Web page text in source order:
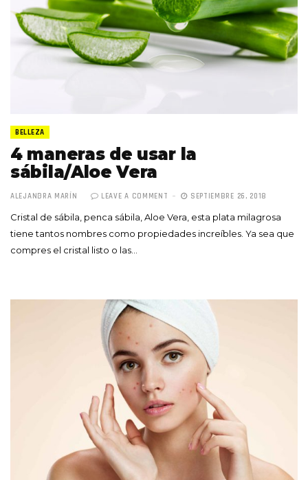
BELLEZA
4 maneras de usar la
sábila/Aloe Vera
ALEJANDRA MARÍN LEAVE A COMMENT SEPTIEMBRE 26, 2018
Cristal de sábila, penca sábila, Aloe Vera, esta plata milagrosa
tiene tantos nombres como propiedades increíbles. Ya sea que
compres el cristal listo o las…